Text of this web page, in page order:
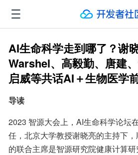
AI生命科学走到哪了？谢
Warshel、高毅勤、唐建
启威等共话AI＋生物医学
导读
2023 智源大会上，AI生命科学论坛
任，北京大学教授谢晓亮的主持下
的联合主席是智源研究院健康计算